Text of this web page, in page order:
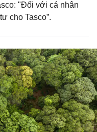
"Đối với cá nhân
cho Tasco”.